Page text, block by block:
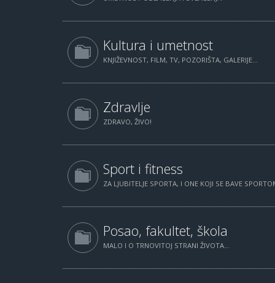
Kultura i umetnost
KNJIŽEVNOST, FILM, TV, POZORIŠTA, GALERIJE...
Zdravlje
ZDRAVO, ŽIVO!
Sport i fitness
ZA LJUBITELJE SPORTA, I ONE KOJI SE BAVE
Posao, fakultet, škola
MALO I O TRNOVITOJ STRANI ŽIVOTA...